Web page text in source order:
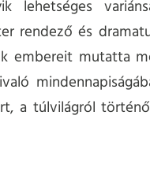
lehetséges
rendező és
embereit mutatta
a túlvilágról